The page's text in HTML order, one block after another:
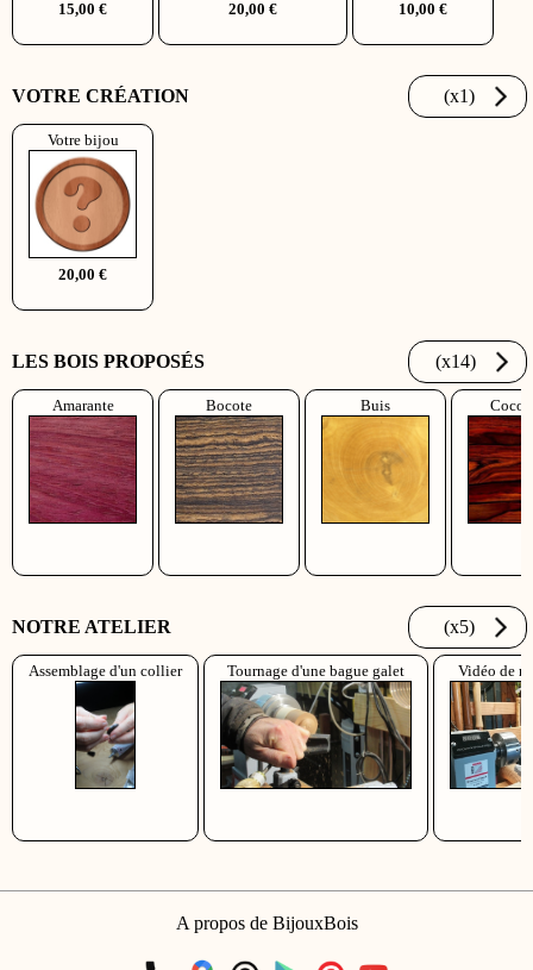
15,00 € 20,00 € 10,00 €
VOTRE CRÉATION (x1)
Votre bijou
20,00 €
LES BOIS PROPOSÉS (x14)
Amarante Bocote Buis
NOTRE ATELIER (x5)
Assemblage d'un collier Tournage d'une bague galet Vidéo de
A propos de BijouxBois